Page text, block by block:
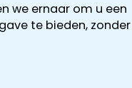
we ernaar om u een
te bieden, zonder